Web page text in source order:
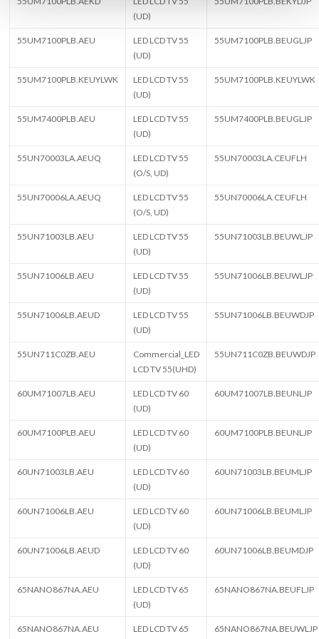
(UD)
55UM7100PLB.AEU
LED LCD TV 55
(UD)
55UM7100PLB.BEUGLJP
55UM7100PLB.KEUYLWK
LED LCD TV 55
(UD)
55UM7100PLB.KEUYLWK
55UM7400PLB.AEU
LED LCD TV 55
(UD)
55UM7400PLB.BEUGLJP
55UN70003LA.AEUQ
LED LCD TV 55
(O/S, UD)
55UN70003LA.CEUFLH
55UN70006LA.AEUQ
LED LCD TV 55
(O/S, UD)
55UN70006LA.CEUFLH
55UN71003LB.AEU
LED LCD TV 55
(UD)
55UN71003LB.BEUWLJP
55UN71006LB.AEU
LED LCD TV 55
(UD)
55UN71006LB.BEUWLJP
55UN71006LB.AEUD
LED LCD TV 55
(UD)
55UN71006LB.BEUWDJP
55UN711C0ZB.AEU
Commercial_LED
LCD TV 55(UHD)
55UN711C0ZB.BEUWDJP
60UM71007LB.AEU
LED LCD TV 60
(UD)
60UM71007LB.BEUNLJP
60UM7100PLB.AEU
LED LCD TV 60
(UD)
60UM7100PLB.BEUNLJP
60UN71003LB.AEU
LED LCD TV 60
(UD)
60UN71003LB.BEUMLJP
60UN71006LB.AEU
LED LCD TV 60
(UD)
60UN71006LB.BEUMLJP
60UN71006LB.AEUD
LED LCD TV 60
(UD)
60UN71006LB.BEUMDJP
65NANO867NA.AEU
LED LCD TV 65
(UD)
65NANO867NA.BEUFLJP
65NANO867NA.AEU
LED LCD TV 65
65NANO867NA.BEUWLJP